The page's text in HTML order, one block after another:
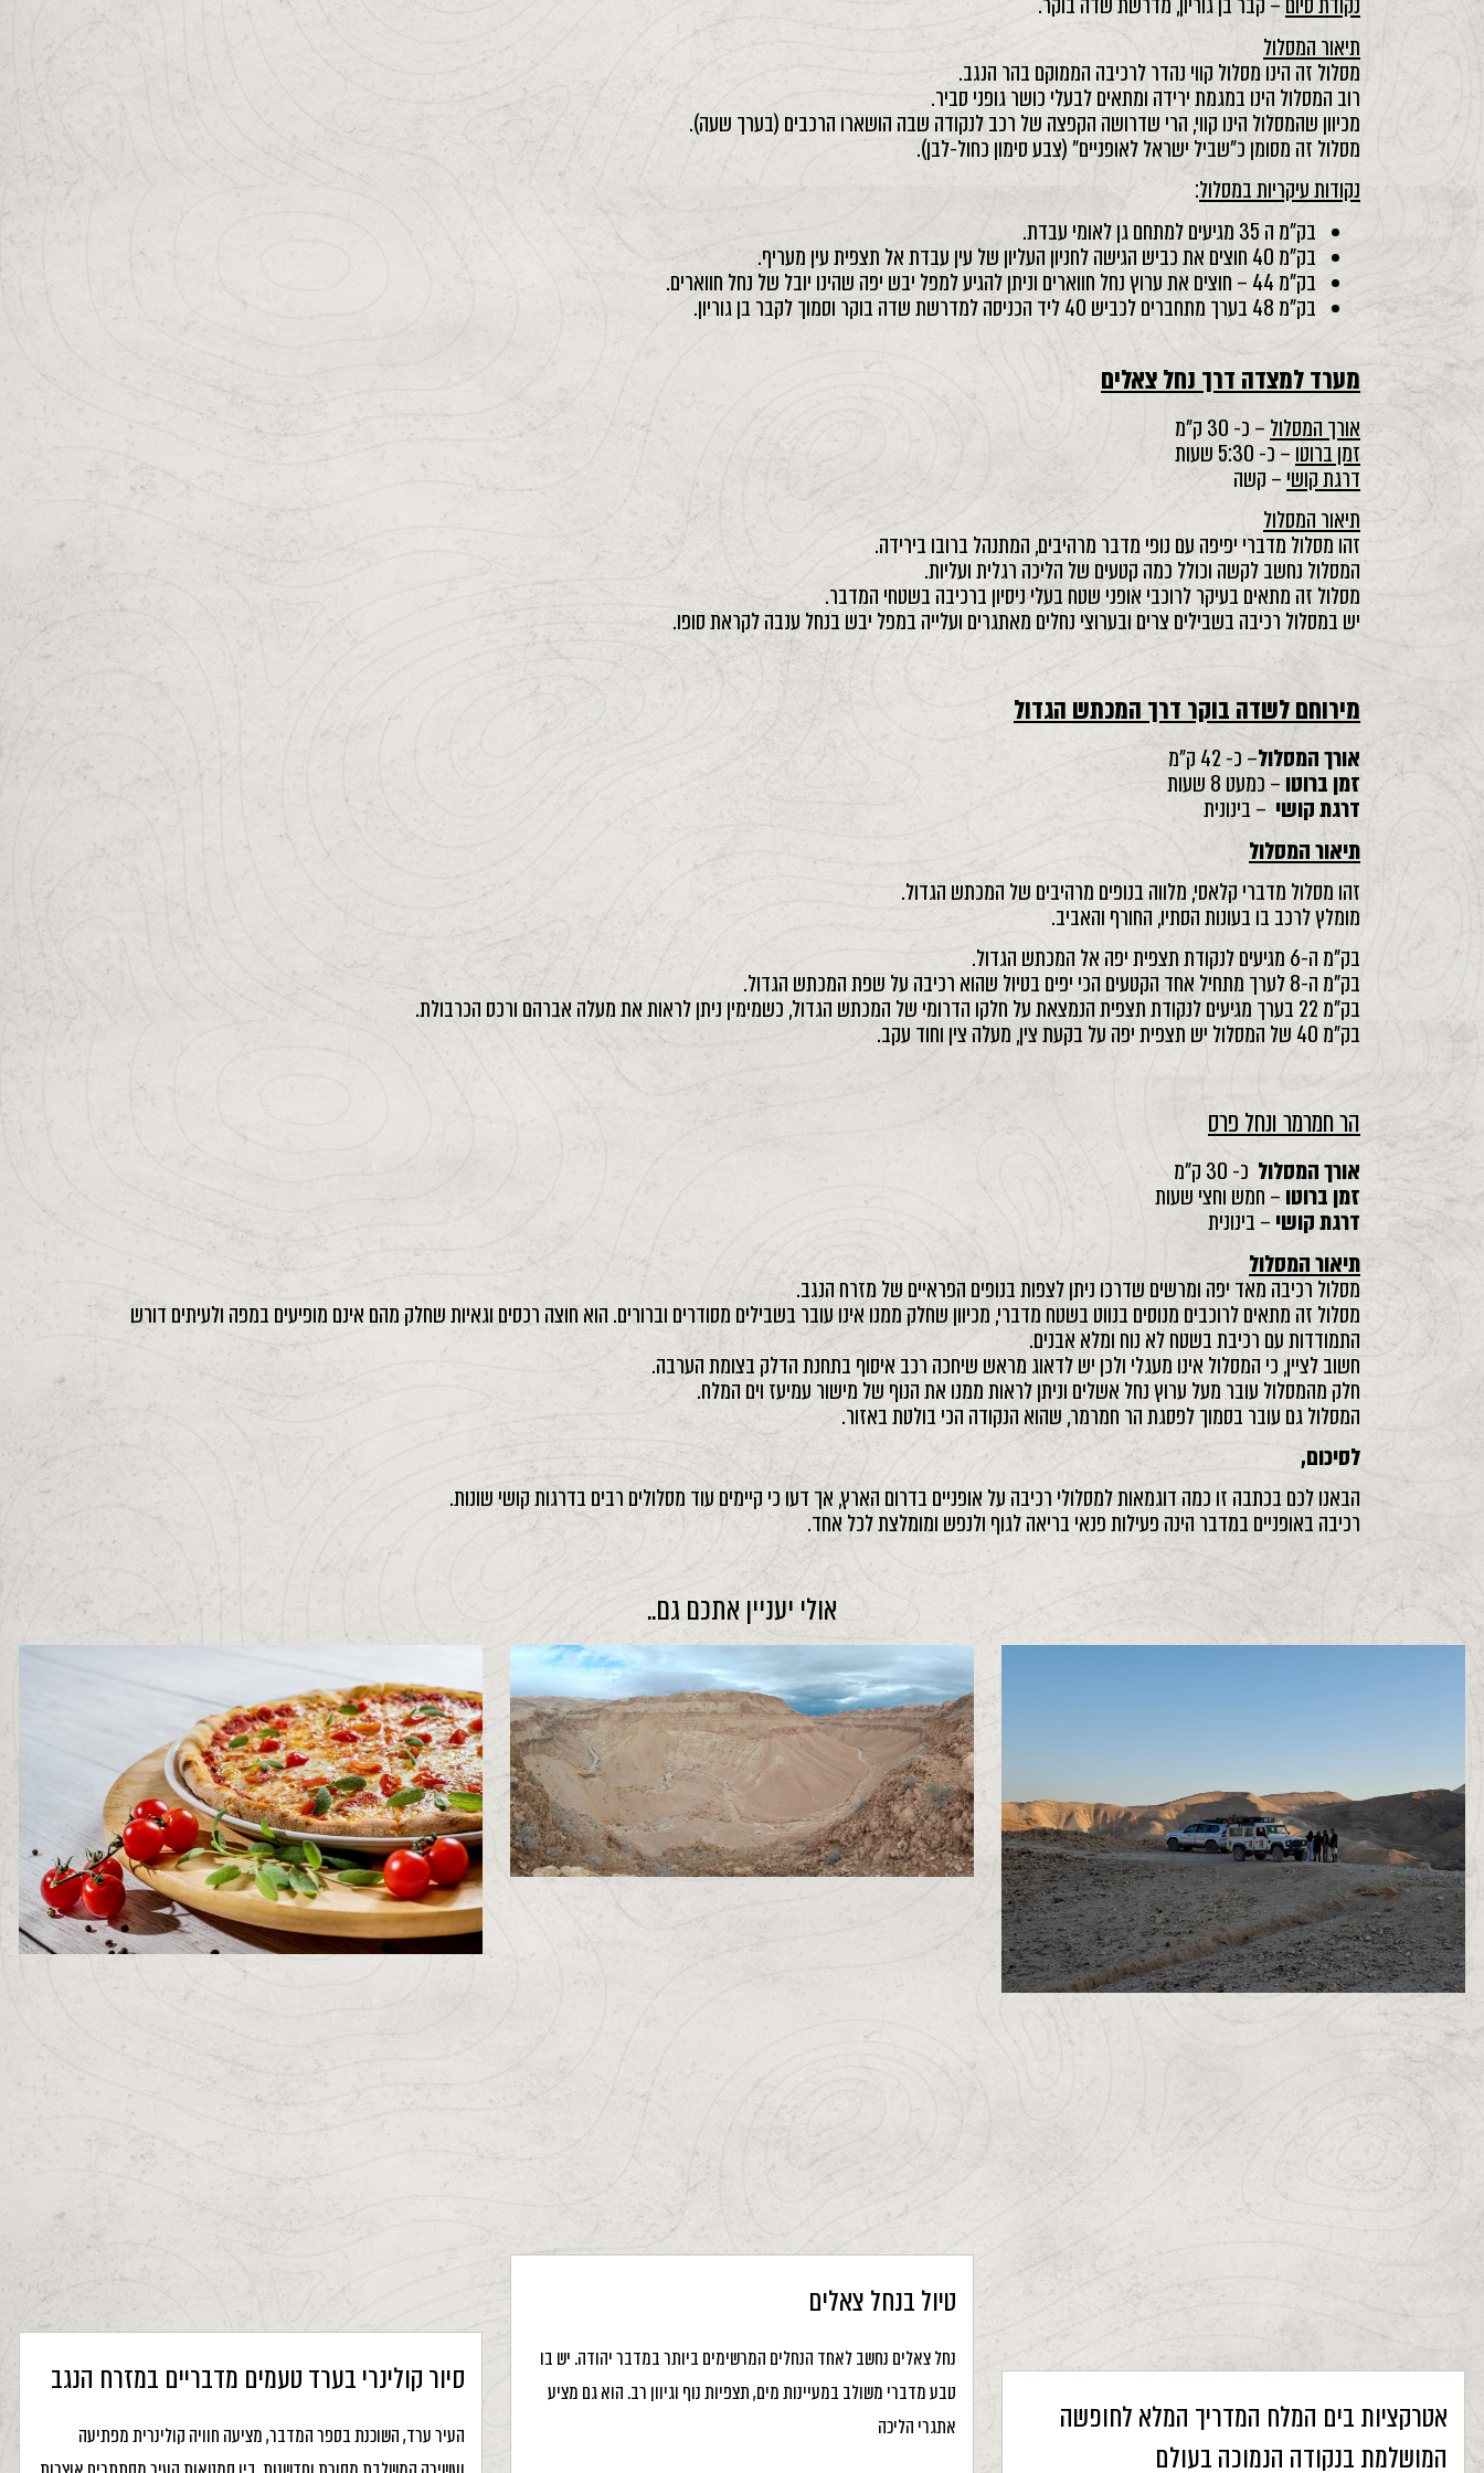
תיאור המסלול
מסלול זה הינו מסלול קווי נהדר לרכיבה הממוקם בהר הנגב.
רוב המסלול הינו במגמת ירידה ומתאים לבעלי כושר גופני סביר.
מכיוון שהמסלול הינו קווי, הרי שדרושה הקפצה של רכב לנקודה שבה הושארו הרכבים (בערך שעה).
מסלול זה מסומן כ"שביל ישראל לאופניים" (צבע סימון כחול-לבן).
נקודות עיקריות במסלול:
בק"מ ה 35 מגיעים למתחם גן לאומי עבדת.
בק"מ 40 חוצים את כביש הגישה לחניון העליון של עין עבדת אל תצפית עין מעריף.
בק"מ 44 – חוצים את ערוץ נחל חווארים וניתן להגיע למפל יבש יפה שהינו יובל של נחל חווארים.
בק"מ 48 בערך מתחברים לכביש 40 ליד הכניסה למדרשת שדה בוקר וסמוך לקבר בן גוריון.
מערד למצדה דרך נחל צאלים
אורך המסלול – כ- 30 ק"מ
זמן ברוטו – כ- 5:30 שעות
דרגת קושי – קשה
תיאור המסלול
זהו מסלול מדברי יפיפה עם נופי מדבר מרהיבים, המתנהל ברובו בירידה.
המסלול נחשב לקשה וכולל כמה קטעים של הליכה רגלית ועליות.
מסלול זה מתאים בעיקר לרוכבי אופני שטח בעלי ניסיון ברכיבה בשטחי המדבר.
יש במסלול רכיבה בשבילים צרים ובערוצי נחלים מאתגרים ועלייה במפל יבש בנחל ענבה לקראת סופו.
מירוחם לשדה בוקר דרך המכתש הגדול
אורך המסלול– כ- 42 ק"מ
זמן ברוטו – כמעט 8 שעות
דרגת קושי – בינונית
תיאור המסלול
זהו מסלול מדברי קלאסי, מלווה בנופים מרהיבים של המכתש הגדול.
מומלץ לרכב בו בעונות הסתיו, החורף והאביב.
בק"מ ה-6 מגיעים לנקודת תצפית יפה אל המכתש הגדול.
בק"מ ה-8 לערך מתחיל אחד הקטעים הכי יפים בטיול שהוא רכיבה על שפת המכתש הגדול.
בק"מ 22 בערך מגיעים לנקודת תצפית הנמצאת על חלקו הדרומי של המכתש הגדול, כשמימין ניתן לראות את מעלה אברהם ורכס הכרבולת.
בק"מ 40 של המסלול יש תצפית יפה על בקעת צין, מעלה צין וחוד עקב.
הר חמרמר ונחל פרס
אורך המסלול כ- 30 ק"מ
זמן ברוטו – חמש וחצי שעות
דרגת קושי – בינונית
תיאור המסלול
מסלול רכיבה מאד יפה ומרשים שדרכו ניתן לצפות בנופים הפראיים של מזרח הנגב.
מסלול זה מתאים לרוכבים מנוסים בנווט בשטח מדברי, מכיוון שחלק ממנו אינו עובר בשבילים מסודרים וברורים. הוא חוצה רכסים וגאיות שחלק מהם אינם מופיעים במפה ולעיתים דורש
התמודדות עם רכיבת בשטח לא נוח ומלא אבנים.
חשוב לציין, כי המסלול אינו מעגלי ולכן יש לדאוג מראש שיחכה רכב איסוף בתחנת הדלק בצומת הערבה.
חלק מהמסלול עובר מעל ערוץ נחל אשלים וניתן לראות ממנו את הנוף של מישור עמיעז וים המלח.
המסלול גם עובר בסמוך לפסגת הר חמרמר, שהוא הנקודה הכי בולטת באזור.
לסיכום,
הבאנו לכם בכתבה זו כמה דוגמאות למסלולי רכיבה על אופניים בדרום הארץ, אך דעו כי קיימים עוד מסלולים רבים בדרגות קושי שונות.
רכיבה באופניים במדבר הינה פעילות פנאי בריאה לגוף ולנפש ומומלצת לכל אחד.
אולי יעניין אתכם גם..
אטרקציות בים המלח המדריך המלא לחופשה
המושלמת בנקודה הנמוכה בעולם
טיול בנחל צאלים
נחל צאלים נחשב לאחד הנחלים המרשימים ביותר במדבר יהודה. יש בו
טבע מדברי משולב במעיינות מים, תצפיות נוף וגיוון רב. הוא גם מציע
אתגרי הליכה
סיור קולינרי בערד טעמים מדבריים במזרח הנגב
העיר ערד, השוכנת בספר המדבר, מציעה חוויה קולינרית מפתיעה